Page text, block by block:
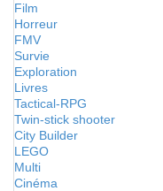
Film
Horreur
FMV
Survie
Exploration
Livres
Tactical-RPG
Twin-stick shooter
City Builder
LEGO
Multi
Cinéma